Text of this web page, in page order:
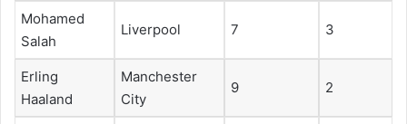
Mohamed
Salah
Liverpool 7 3
Erling
Haaland
Manchester
City
9 2